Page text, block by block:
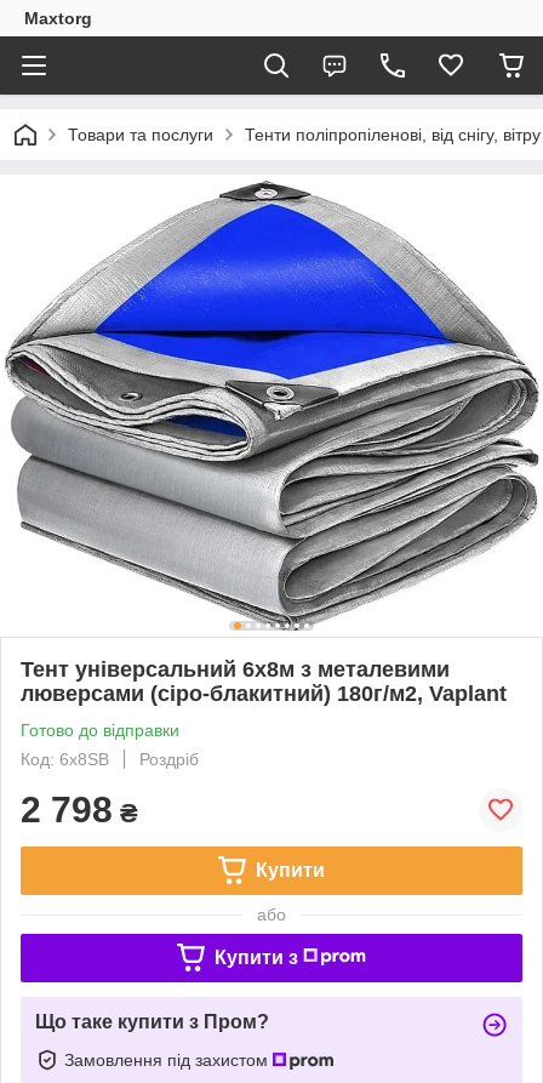
Maxtorg
Товари та послуги Тенти поліпропіленові, від снігу,
Тент універсальний 6х8м з металевими
люверсами (сіро-блакитний) 180г/м2, Vaplant
Готово до відправки
Код: 6x8SB
Роздріб
2 798 ₴
Купити
або
Купити з
Що таке купити з Пром?
Замовлення під захистом